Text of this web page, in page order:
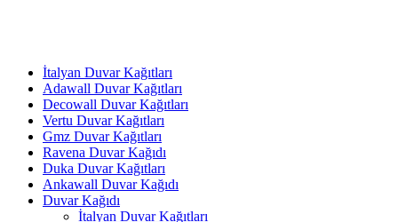
İtalyan Duvar Kağıtları
Adawall Duvar Kağıtları
Decowall Duvar Kağıtları
Vertu Duvar Kağıtları
Gmz Duvar Kağıtları
Ravena Duvar Kağıdı
Duka Duvar Kağıtları
Ankawall Duvar Kağıdı
Duvar Kağıdı
İtalyan Duvar Kağıtları